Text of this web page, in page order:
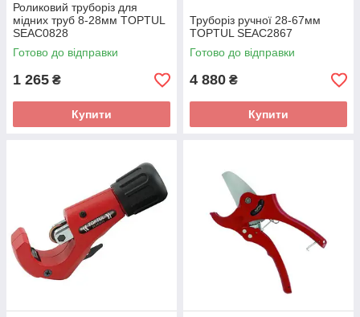
Роликовий труборіз для
мідних труб 8-28мм TOPTUL
SEAC0828
Готово до відправки
1 265 ₴
Купити
Труборіз ручної 28-67мм
TOPTUL SEAC2867
Готово до відправки
4 880 ₴
Купити